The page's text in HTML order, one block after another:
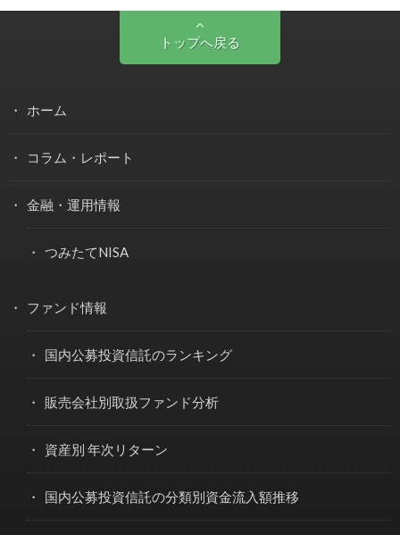
トップへ戻る
ホーム
コラム・レポート
金融・運用情報
つみたてNISA
ファンド情報
国内公募投資信託のランキング
販売会社別取扱ファンド分析
資産別 年次リターン
国内公募投資信託の分類別資金流入額推移